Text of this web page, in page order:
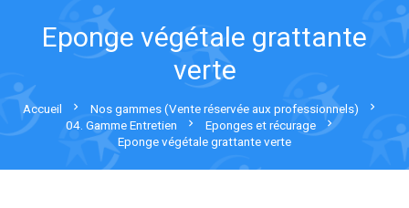
Eponge végétale grattante
verte
Accueil chevron_right Nos gammes (Vente réservée aux professionnels) chevron_right
04. Gamme Entretien chevron_right Eponges et récurage chevron_right
Eponge végétale grattante verte